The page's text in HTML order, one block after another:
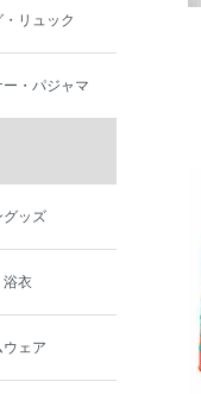
リュック
・パジャマ
グッズ
浴衣
ウェア